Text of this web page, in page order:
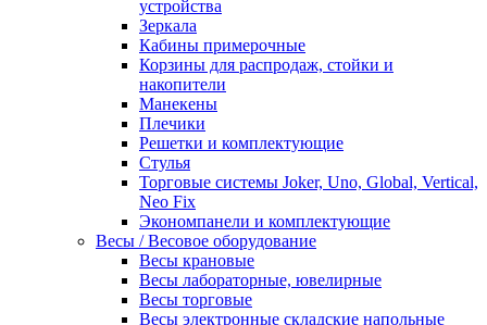
устройства
Зеркала
Кабины примерочные
Корзины для распродаж, стойки и
накопители
Манекены
Плечики
Решетки и комплектующие
Стулья
Торговые системы Joker, Uno, Global, Vertical,
Neo Fix
Экономпанели и комплектующие
Весы / Весовое оборудование
Весы крановые
Весы лабораторные, ювелирные
Весы торговые
Весы электронные складские напольные